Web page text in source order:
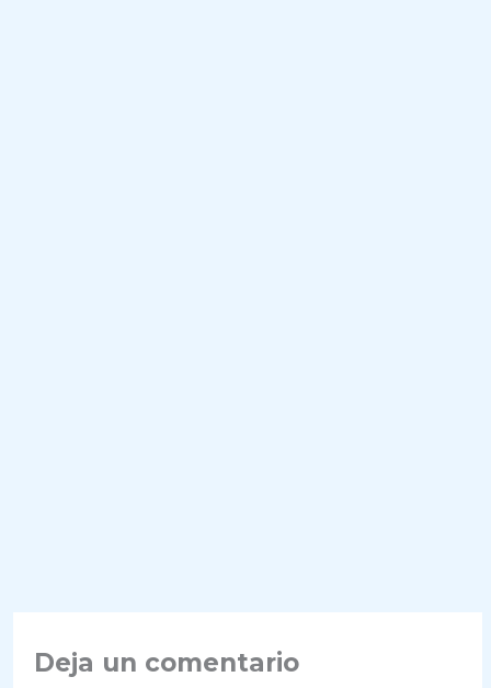
Deja un comentario